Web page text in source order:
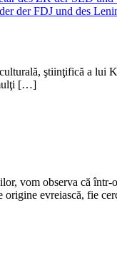
ştiinţifică a lui
[…]
vom observa că
origine evreiască, fie